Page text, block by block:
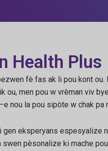
Health Plus
fè fas ak li pou kont
men pou w vrèman viv
nou la pou sipòte w chak pa
eksperyans espesyalize
pèsonalize ki mache